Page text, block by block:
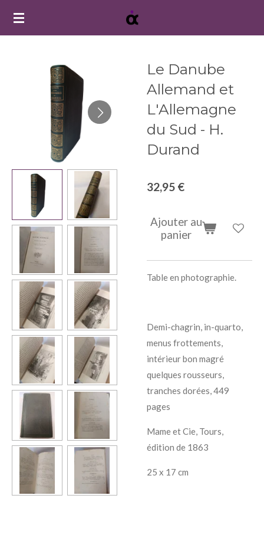
Passer
Le Danube
Allemand et
L'Allemagne
du Sud - H.
Durand
32,95 €
Ajouter au
panier
Table en photographie.
Demi-chagrin, in-quarto,
menus frottements,
intérieur bon magré
quelques rousseurs,
tranches dorées, 449
pages
Mame et Cie, Tours,
édition de 1863
25 x 17 cm